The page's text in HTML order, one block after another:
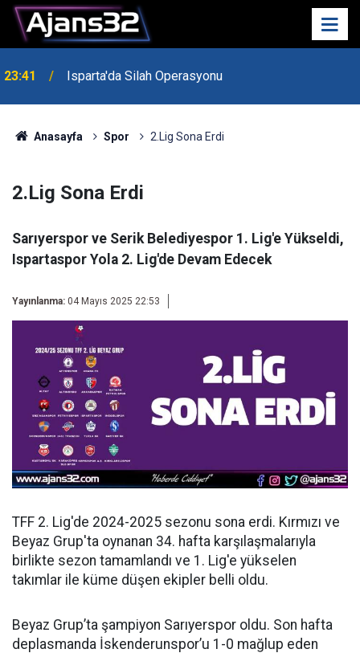
23:41 Isparta'da Silah Operasyonu
23:21 6 Mart Spor Salonu Yeniden Yükseliyor
Anasayfa Spor 2.Lig Sona Erdi
2.Lig Sona Erdi
Sarıyerspor ve Serik Belediyespor 1. Lig'e Yükseldi,
Ispartaspor Yola 2. Lig'de Devam Edecek
Yayınlanma: 04 Mayıs 2025 22:53
TFF 2. Lig'de 2024-2025 sezonu sona erdi. Kırmızı ve
Beyaz Grup'ta oynanan 34. hafta karşılaşmalarıyla
birlikte sezon tamamlandı ve 1. Lig'e yükselen
takımlar ile küme düşen ekipler belli oldu.
Beyaz Grup’ta şampiyon Sarıyerspor oldu. Son hafta
deplasmanda İskenderunspor’u 1-0 mağlup eden